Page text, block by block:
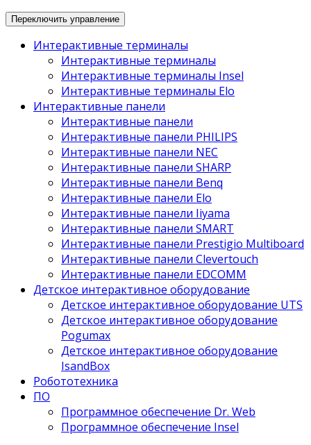
Переключить управление
Интерактивные терминалы
Интерактивные терминалы
Интерактивные терминалы Insel
Интерактивные терминалы Elo
Интерактивные панели
Интерактивные панели
Интерактивные панели PHILIPS
Интерактивные панели NEC
Интерактивные панели SHARP
Интерактивные панели Benq
Интерактивные панели Elo
Интерактивные панели Iiyama
Интерактивные панели SMART
Интерактивные панели Prestigio Multiboard
Интерактивные панели Clevertouch
Интерактивные панели EDCOMM
Детское интерактивное оборудование
Детское интерактивное оборудование UTS
Детское интерактивное оборудование
Pogumax
Детское интерактивное оборудование
IsandBox
Робототехника
ПО
Программное обеспечение Dr. Web
Программное обеспечение Insel